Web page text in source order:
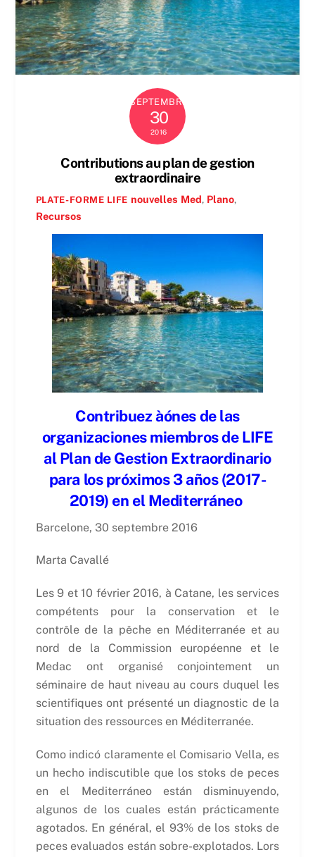
SEPTEMBRE
30
2016
Contributions au plan de gestion
extraordinaire
PLATE-FORME LIFE nouvelles Med, Plano,
Recursos
Contribuez àónes de las
organizaciones miembros de LIFE
al Plan de Gestion Extraordinario
para los próximos 3 años (2017-
2019) en el Mediterráneo
Barcelone, 30 septembre 2016
Marta Cavallé
Les 9 et 10 février 2016, à Catane, les services
compétents pour la conservation et le
contrôle de la pêche en Méditerranée et au
nord de la Commission européenne et le
Medac ont organisé conjointement un
séminaire de haut niveau au cours duquel les
scientifiques ont présenté un diagnostic de la
situation des ressources en Méditerranée.
Como indicó claramente el Comisario Vella, es
un hecho indiscutible que los stoks de peces
en el Mediterráneo están disminuyendo,
algunos de los cuales están prácticamente
agotados. En général, el 93% de los stoks de
peces evaluados están sobre-explotados. Lors